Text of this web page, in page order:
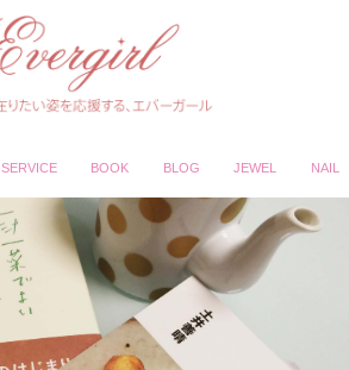
SERVICE BOOK BLOG JEWEL NAIL